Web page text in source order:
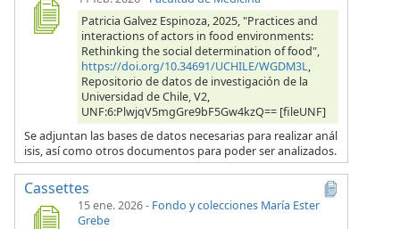
Patricia Galvez Espinoza, 2025, "Practices and
interactions of actors in food environments:
Rethinking the social determination of food",
https://doi.org/10.34691/UCHILE/WGDM3L,
Repositorio de datos de investigación de la
Universidad de Chile, V2,
UNF:6:PlwjqV5mgGre9bF5Gw4kzQ== [fileUNF]
Se adjuntan las bases de datos necesarias para realizar anál
isis, así como otros documentos para poder ser analizados.
Cassettes
15 ene. 2026- Fondo y colecciones María Ester
Grebe